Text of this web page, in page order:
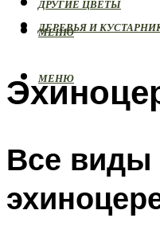
ДРУГИЕ ЦВЕТЫ
ДЕРЕВЬЯ И
МЕНЮ
МЕНЮ
Все виды